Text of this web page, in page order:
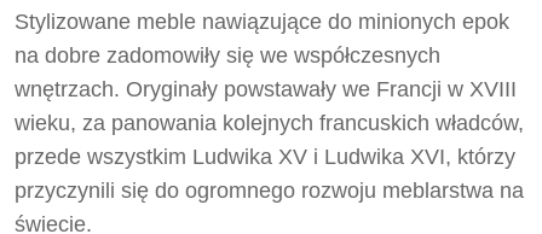
Stylizowane meble nawiązujące do minionych epok
na dobre zadomowiły się we współczesnych
wnętrzach. Oryginały powstawały we Francji w XVIII
wieku, za panowania kolejnych francuskich władców,
przede wszystkim Ludwika XV i Ludwika XVI, którzy
przyczynili się do ogromnego rozwoju meblarstwa na
świecie.